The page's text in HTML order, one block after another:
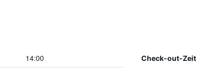
14:00 Check-out-Zeit